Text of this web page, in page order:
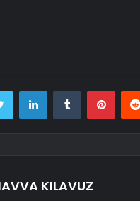
Twitter LinkedInTumblr
KILAVUZ